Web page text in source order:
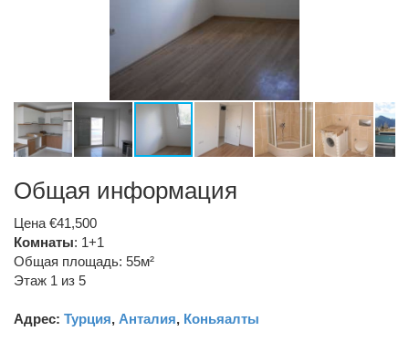
Общая информация
Цена €41,500
Комнаты: 1+1
Общая площадь: 55м²
Этаж 1 из 5
Адрес: Турция, Анталия, Коньяалты